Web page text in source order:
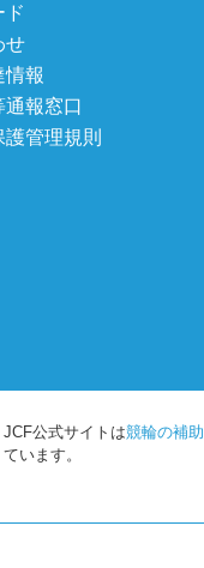
ド
せ
情報
報窓口
管理規則
JCF公式サイトは競輪の補助
ています。